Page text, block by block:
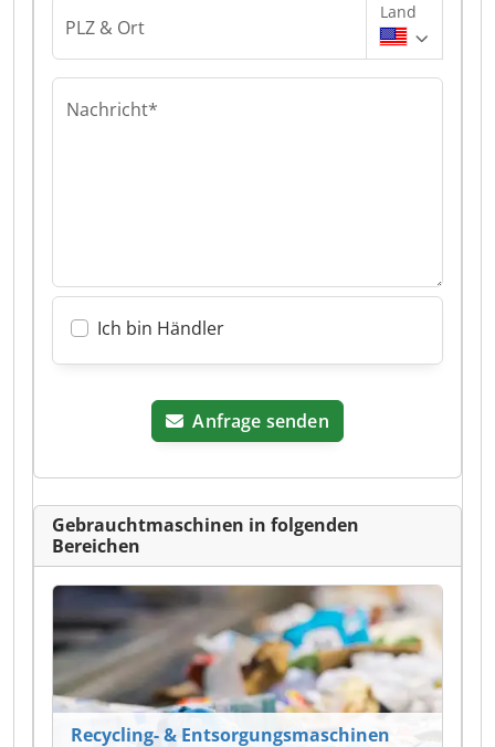
PLZ & Ort
Land
Nachricht*
Ich bin Händler
Anfrage senden
Gebrauchtmaschinen in folgenden
Bereichen
Recycling- & Entsorgungsmaschinen